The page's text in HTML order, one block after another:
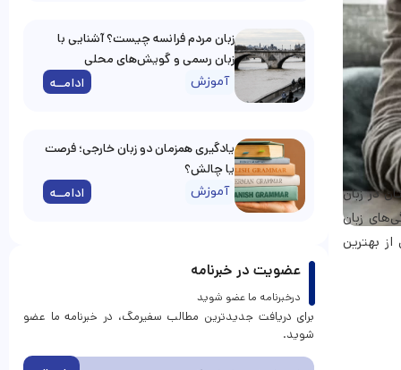
در زبان
زبان
بهترین
زبان مردم فرانسه چیست؟ آشنایی با
زبان رسمی و گویش‌های محلی
آموزش ادامــه
یادگیری همزمان دو زبان خارجی؛ فرصت
یا چالش؟
آموزش ادامــه
عضویت در خبرنامه
درخبرنامه ما عضو شوید
برای دریافت جدیدترین مطالب سفیرمگ، در خبرنامه ما عضو
شوید.